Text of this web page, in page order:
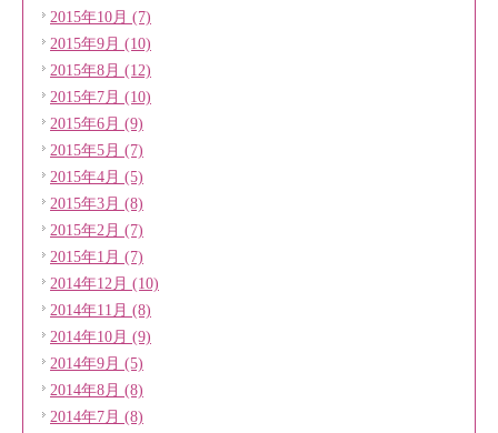
2015年10月 (7)
2015年9月 (10)
2015年8月 (12)
2015年7月 (10)
2015年6月 (9)
2015年5月 (7)
2015年4月 (5)
2015年3月 (8)
2015年2月 (7)
2015年1月 (7)
2014年12月 (10)
2014年11月 (8)
2014年10月 (9)
2014年9月 (5)
2014年8月 (8)
2014年7月 (8)